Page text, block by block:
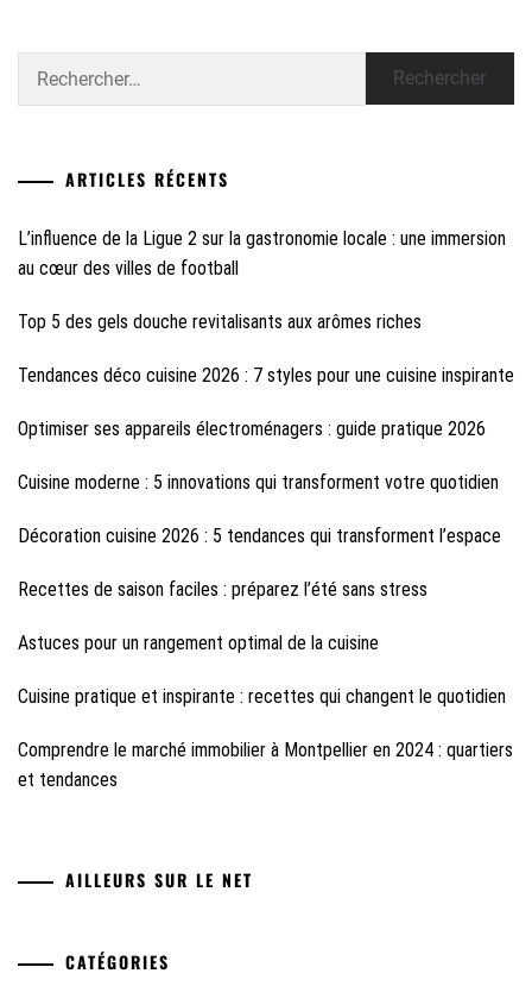
ARTICLES RÉCENTS
L’influence de la Ligue 2 sur la gastronomie locale : une immersion
au cœur des villes de football
Top 5 des gels douche revitalisants aux arômes riches
Tendances déco cuisine 2026 : 7 styles pour une cuisine inspirante
Optimiser ses appareils électroménagers : guide pratique 2026
Cuisine moderne : 5 innovations qui transforment votre quotidien
Décoration cuisine 2026 : 5 tendances qui transforment l’espace
Recettes de saison faciles : préparez l’été sans stress
Astuces pour un rangement optimal de la cuisine
Cuisine pratique et inspirante : recettes qui changent le quotidien
Comprendre le marché immobilier à Montpellier en 2024 : quartiers
et tendances
AILLEURS SUR LE NET
CATÉGORIES